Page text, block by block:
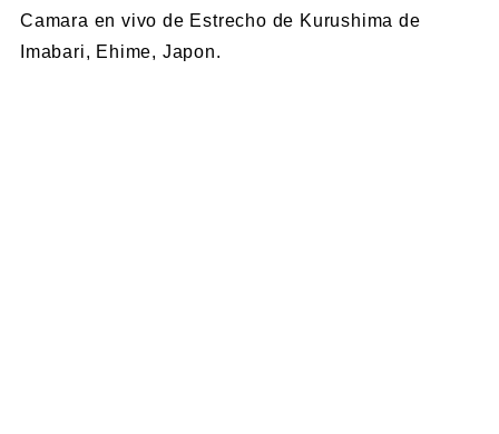
Camara en vivo de Estrecho de Kurushima de
Imabari, Ehime, Japon.